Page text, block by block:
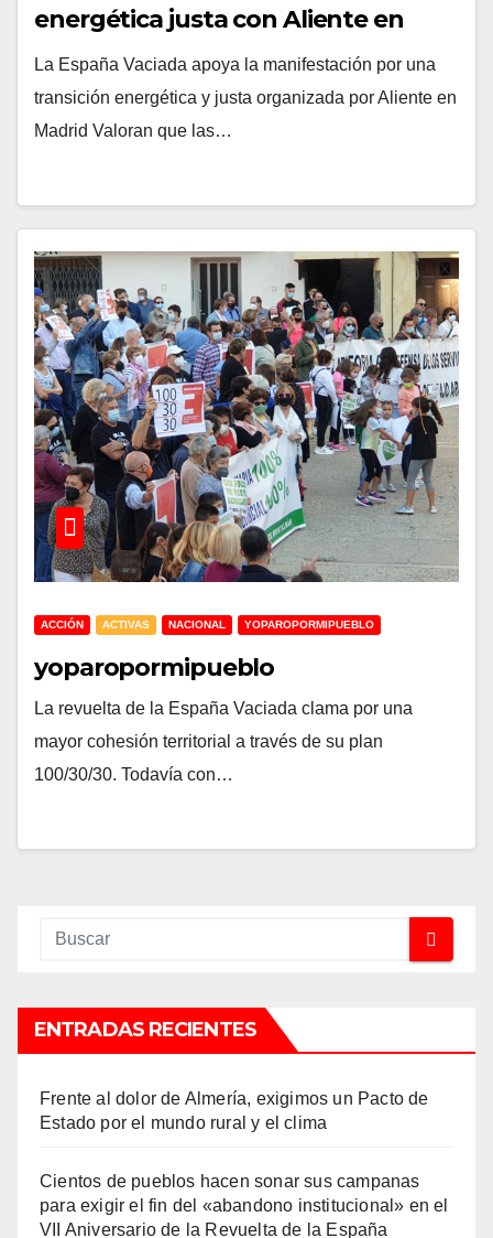
energética justa con Aliente en
Madrid
La España Vaciada apoya la manifestación por una
transición energética y justa organizada por Aliente en
Madrid Valoran que las…
ACCIÓN ACTIVAS NACIONAL YOPAROPORMIPUEBLO
yoparopormipueblo
La revuelta de la España Vaciada clama por una
mayor cohesión territorial a través de su plan
100/30/30. Todavía con…
ENTRADAS RECIENTES
Frente al dolor de Almería, exigimos un Pacto de
Estado por el mundo rural y el clima
Cientos de pueblos hacen sonar sus campanas
para exigir el fin del «abandono institucional» en el
VII Aniversario de la Revuelta de la España